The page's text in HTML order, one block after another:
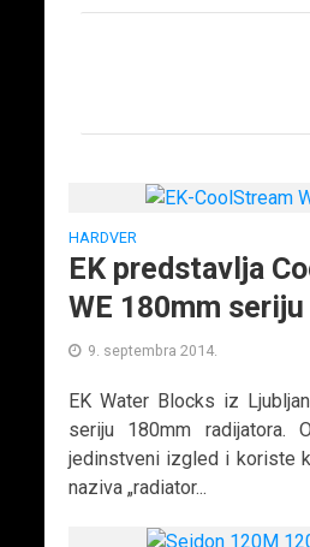
HARDVER
EK predstavlja
WE 180mm
9. septembra 2014.
EK Water Blocks iz
seriju 180mm radijatora.
jedinstveni izgled i koriste
naziva „radiator...